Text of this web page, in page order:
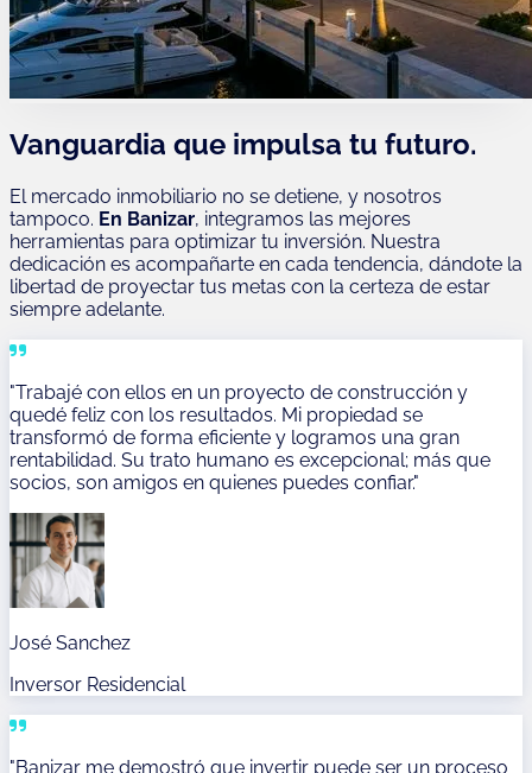
Vanguardia que impulsa tu futuro.
El mercado inmobiliario no se detiene, y nosotros
tampoco. En Banizar, integramos las mejores
herramientas para optimizar tu inversión. Nuestra
dedicación es acompañarte en cada tendencia, dándote la
libertad de proyectar tus metas con la certeza de estar
siempre adelante.
"Trabajé con ellos en un proyecto de construcción y
quedé feliz con los resultados. Mi propiedad se
transformó de forma eficiente y logramos una gran
rentabilidad. Su trato humano es excepcional; más que
socios, son amigos en quienes puedes confiar."
José Sanchez
Inversor Residencial
"Banizar me demostró que invertir puede ser un proceso